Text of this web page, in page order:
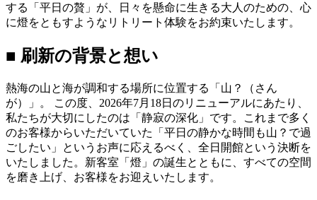
する「平日の贅」が、日々を懸命に生きる大人のための、心
に燈をともすようなリトリート体験をお約束いたします。
■ 刷新の背景と想い
熱海の山と海が調和する場所に位置する「山？（さん
が）」。 この度、2026年7月18日のリニューアルにあたり、
私たちが大切にしたのは「静寂の深化」です。これまで多く
のお客様からいただいていた「平日の静かな時間も山？で過
ごしたい」というお声に応えるべく、全日開館という決断を
いたしました。新客室「燈」の誕生とともに、すべての空間
を磨き上げ、お客様をお迎えいたします。